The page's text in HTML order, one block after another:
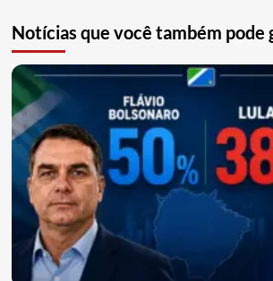
Notícias que você também pode